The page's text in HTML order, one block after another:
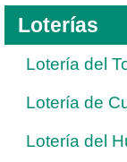
Loterías
Lotería del
Lotería de
Lotería del